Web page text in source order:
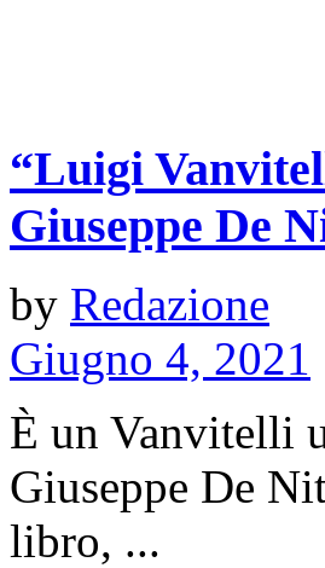
“Luigi
Giuseppe De
by Redazione
Giugno 4, 2021
È un Vanvitelli
Giuseppe De
libro, ...